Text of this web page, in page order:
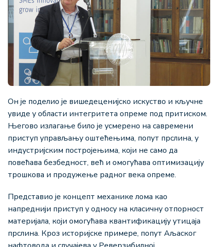
Он је поделио је вишедеценијско искуство и кључне
увиде у области интегритета опреме под притиском.
Његово излагање било је усмерено на савремени
приступ управљању оштећењима, попут прслина, у
индустријским постројењима, који не само да
повећава безбедност, већ и омогућава оптимизацију
трошкова и продужење радног века опреме.
Представио је концепт механике лома као
напреднији приступ у односу на класичну отпорност
материјала, који омогућава квантификацију утицаја
прслина. Кроз историјске примере, попут Аљаског